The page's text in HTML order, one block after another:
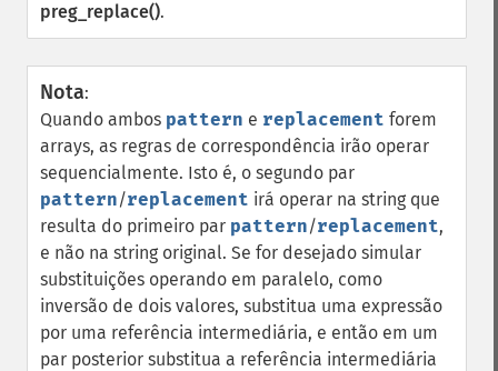
preg_replace().
Nota:
Quando ambos pattern e replacement forem
arrays, as regras de correspondência irão operar
sequencialmente. Isto é, o segundo par
pattern/replacement irá operar na string que
resulta do primeiro par pattern/replacement,
e não na string original. Se for desejado simular
substituições operando em paralelo, como
inversão de dois valores, substitua uma expressão
por uma referência intermediária, e então em um
par posterior substitua a referência intermediária